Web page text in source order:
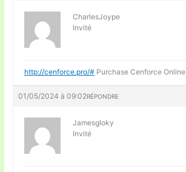
CharlesJoype
Invité
http://cenforce.pro/# Purchase Cenforce Online
01/05/2024 à 09:02RÉPONDRE
Jamesgloky
Invité